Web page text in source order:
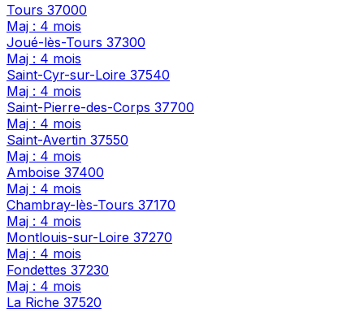
Tours 37000
Maj : 4 mois
Joué-lès-Tours 37300
Maj : 4 mois
Saint-Cyr-sur-Loire 37540
Maj : 4 mois
Saint-Pierre-des-Corps 37700
Maj : 4 mois
Saint-Avertin 37550
Maj : 4 mois
Amboise 37400
Maj : 4 mois
Chambray-lès-Tours 37170
Maj : 4 mois
Montlouis-sur-Loire 37270
Maj : 4 mois
Fondettes 37230
Maj : 4 mois
La Riche 37520